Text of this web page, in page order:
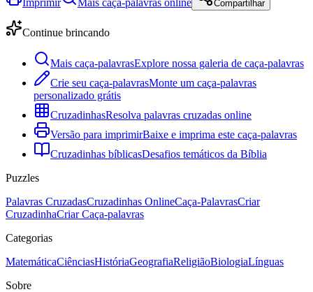
Compartilhar
Continue brincando
Mais caça-palavrasExplore nossa galeria de caça-palavras
Crie seu caça-palavrasMonte um caça-palavras
personalizado grátis
CruzadinhasResolva palavras cruzadas online
Versão para imprimirBaixe e imprima este caça-palavras
Cruzadinhas bíblicasDesafios temáticos da Bíblia
Puzzles
Palavras CruzadasCruzadinhas OnlineCaça-PalavrasCriar
CruzadinhaCriar Caça-palavras
Categorias
MatemáticaCiênciasHistóriaGeografiaReligiãoBiologiaLínguas
Sobre